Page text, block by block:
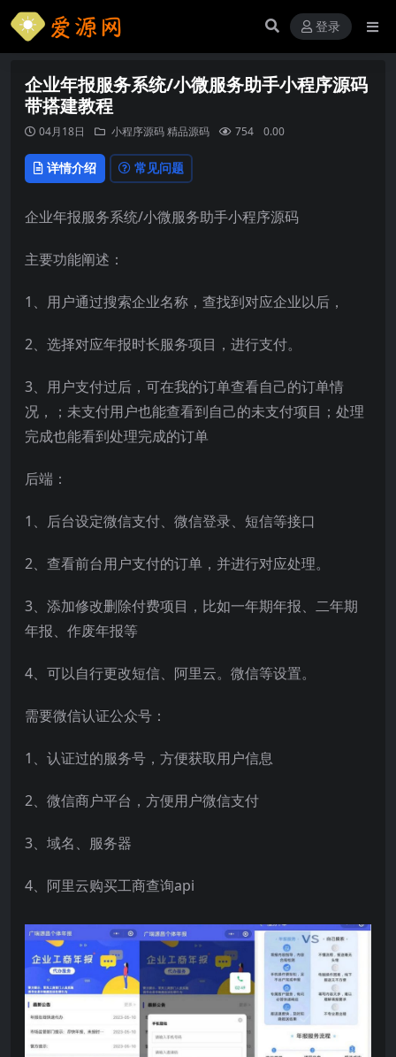
登录
企业年报服务系统/小微服务助手小程序源码
带搭建教程
04月18日 小程序源码精品源码 754 0.00
详情介绍 常见问题
企业年报服务系统/小微服务助手小程序源码
主要功能阐述：
1、用户通过搜索企业名称，查找到对应企业以后，
2、选择对应年报时长服务项目，进行支付。
3、用户支付过后，可在我的订单查看自己的订单情
况，；未支付用户也能查看到自己的未支付项目；处理
完成也能看到处理完成的订单
后端：
1、后台设定微信支付、微信登录、短信等接口
2、查看前台用户支付的订单，并进行对应处理。
3、添加修改删除付费项目，比如一年期年报、二年期
年报、作废年报等
4、可以自行更改短信、阿里云。微信等设置。
需要微信认证公众号：
1、认证过的服务号，方便获取用户信息
2、微信商户平台，方便用户微信支付
3、域名、服务器
4、阿里云购买工商查询api